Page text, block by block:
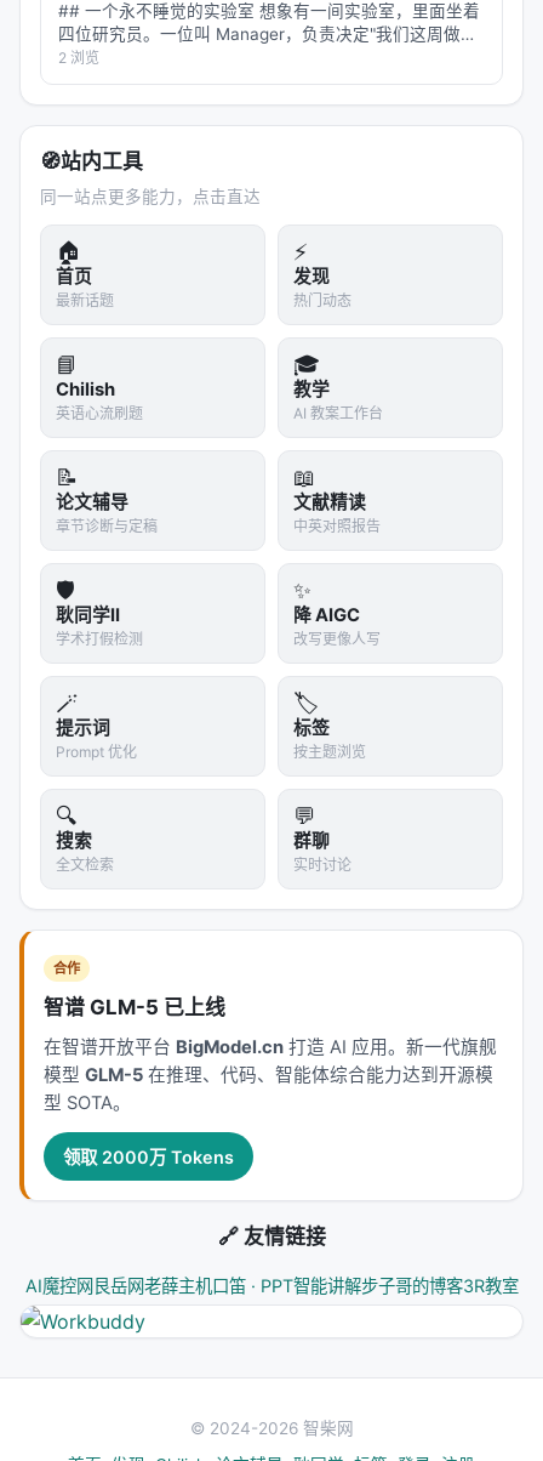
标题：World Action Models: The Next Frontier
in Embodied AI
发布日期：2026 年 5 月
核心贡献者：Google Research, Fudan
University, National University of Singapore
(NUS).
技术框架：WHAMS (WAMs)
关键技术
：Joint Diffusion, Spatiotemporal
Priors, Fast-WAM Inference.
技术关键词：
Embodied AI
Diffusion World Model
: 扩散世界模型
Joint Denoising: 联合去噪
Flow Matching
: 流匹配约束
--- 格物致知，方能见微知著。当机器开始预见未来，
物理世界的界碑将重新划定。🚀🦾🌍
## 一个永不睡觉的实验室 想象有一间实验室，里面坐着
四位研究员。一位叫 Manager，负责决定"我们这周做什
么"；一位叫 Planner，负责把大目标拆成今天能干完的小
任务；一位叫 Engineer，负责真正动手做实验、写代
码、跑验证…
2 浏览
🧭站内工具
同一站点更多能力，点击直达
🏠
首页
最新话题
⚡
发现
热门动态
📘
Chilish
英语心流刷题
🎓
教学
AI 教案工作台
📝
论文辅导
章节诊断与定稿
📖
文献精读
中英对照报告
🛡️
耿同学II
学术打假检测
✨
降 AIGC
改写更像人写
🪄
提示词
Prompt 优化
🏷️
标签
按主题浏览
🔍
搜索
全文检索
💬
群聊
实时讨论
合作
智谱 GLM-5 已上线
在智谱开放平台 BigModel.cn 打造 AI 应用。新一代旗舰
模型 GLM-5 在推理、代码、智能体综合能力达到开源模
型 SOTA。
领取 2000万 Tokens
🔗 友情链接
AI魔控网 艮岳网老薛主机口笛 · PPT智能讲解步子哥的博客3R教室
© 2024-2026 智柴网